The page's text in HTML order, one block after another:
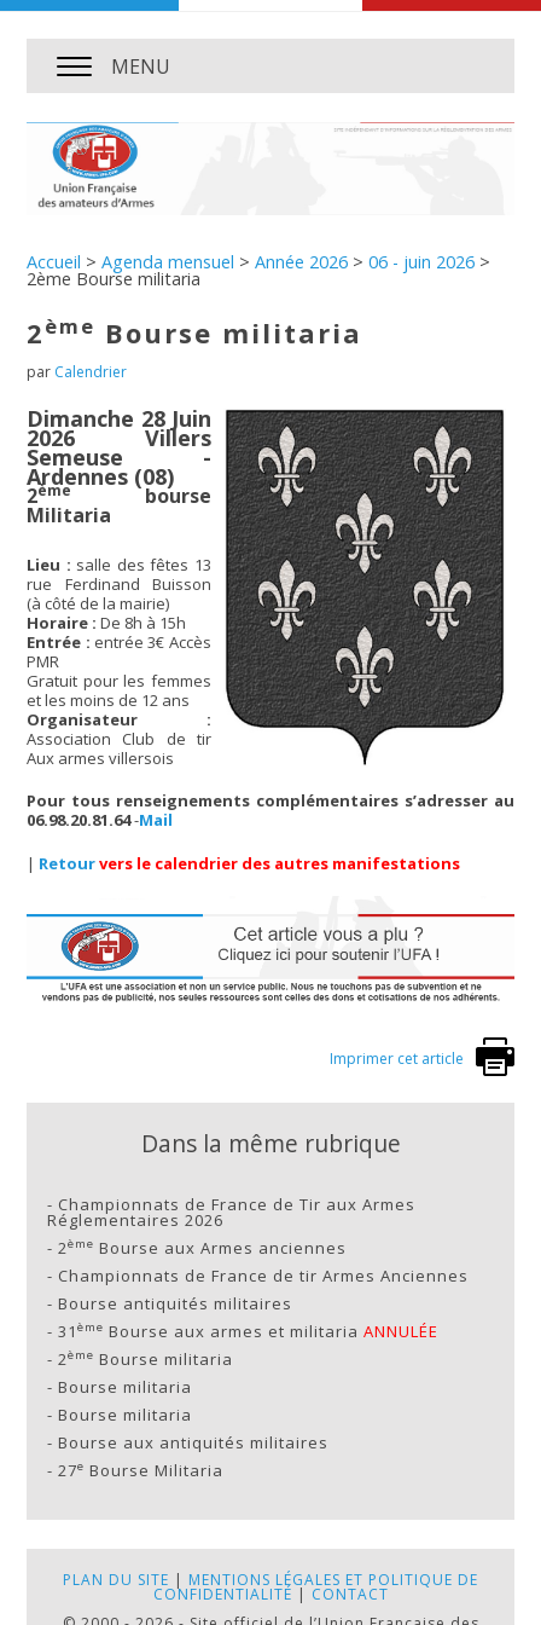
MENU
Accueil >Agenda mensuel >Année 2026 >06 - juin 2026 >
2ème Bourse militaria
2ème Bourse militaria
par Calendrier
Dimanche 28 Juin
2026 Villers
Semeuse -
Ardennes (08)
2ème bourse
Militaria
Lieu : salle des fêtes 13
rue Ferdinand Buisson
(à côté de la mairie)
Horaire : De 8h à 15h
Entrée : entrée 3€ Accès
PMR
Gratuit pour les femmes
et les moins de 12 ans
Organisateur :
Association Club de tir
Aux armes villersois
Pour tous renseignements complémentaires s’adresser au
06.98.20.81.64-Mail
| Retourvers le calendrier des autres manifestations
Imprimer cet article
Dans la même rubrique
- Championnats de France de Tir aux Armes
Réglementaires 2026
-2ème Bourse aux Armes anciennes
- Championnats de France de tir Armes Anciennes
-Bourse antiquités militaires
-31ème Bourse aux armes et militariaANNULÉE
-2ème Bourse militaria
-Bourse militaria
-Bourse militaria
-Bourse aux antiquités militaires
-27e Bourse Militaria
PLAN DU SITE | MENTIONS LÉGALES ET POLITIQUE DE
CONFIDENTIALITÉ | CONTACT